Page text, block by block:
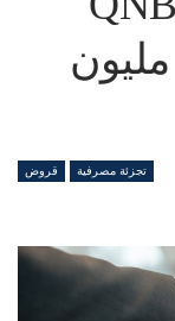
تجزئة مصرفية قروض